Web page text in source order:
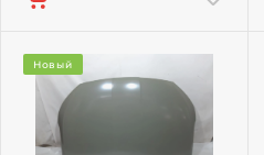
Новый